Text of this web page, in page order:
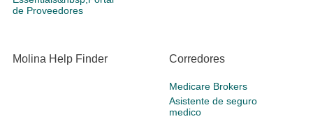
de Proveedores
Molina Help Finder Corredores
Medicare Brokers
Asistente de seguro
medico